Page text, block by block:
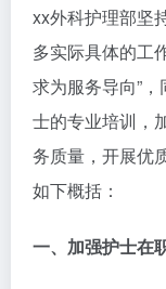
xx外科护理部坚
多实际具体的工
求为服务导向”
士的专业培训，
务质量，开展优
如下概括：
一、加强护士在